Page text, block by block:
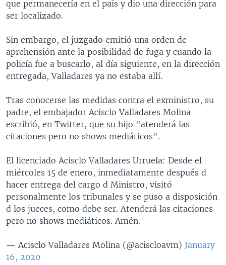
que permanecería en el país y dio una dirección para
ser localizado.
Sin embargo, el juzgado emitió una orden de
aprehensión ante la posibilidad de fuga y cuando la
policía fue a buscarlo, al día siguiente, en la dirección
entregada, Valladares ya no estaba allí.
Tras conocerse las medidas contra el exministro, su
padre, el embajador Acisclo Valladares Molina
escribió, en​ Twitter, que su hijo "atenderá las
citaciones pero no shows mediáticos".
El licenciado Acisclo Valladares Urruela: Desde el
miércoles 15 de enero, inmediatamente después d
hacer entrega del cargo d Ministro, visitó
personalmente los tribunales y se puso a disposición
d los jueces, como debe ser. Atenderá las citaciones
pero no shows mediáticos. Amén.
— Acisclo Valladares Molina (@aciscloavm) January
16, 2020